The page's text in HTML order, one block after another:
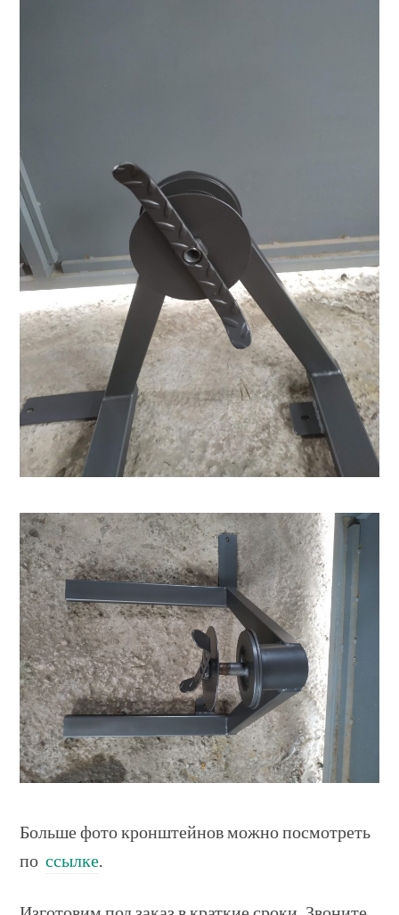
Больше фото кронштейнов можно посмотреть
поссылке.